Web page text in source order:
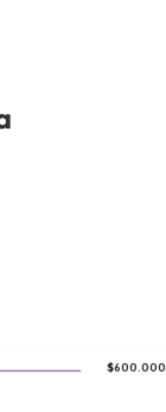
$600.000